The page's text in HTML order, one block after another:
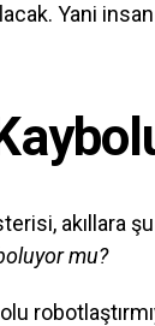
Yani
akıllara
mu?